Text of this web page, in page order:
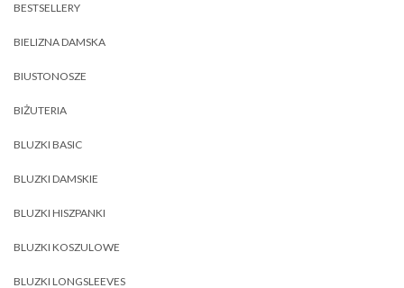
BESTSELLERY
BIELIZNA DAMSKA
BIUSTONOSZE
BIŻUTERIA
BLUZKI BASIC
BLUZKI DAMSKIE
BLUZKI HISZPANKI
BLUZKI KOSZULOWE
BLUZKI LONGSLEEVES